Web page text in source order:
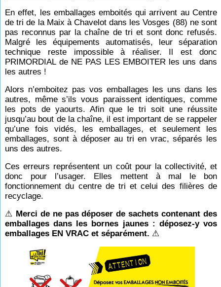
En effet, les emballages emboités qui arrivent au Centre
de tri de la Maix à Chavelot dans les Vosges (88) ne sont
pas reconnus par la chaîne de tri et sont donc refusés.
Malgré les équipements automatisés, leur séparation
technique reste impossible à réaliser. Il est donc
PRIMORDIAL de NE PAS LES EMBOITER les uns dans
les autres !
Alors n’emboitez pas vos emballages les uns dans les
autres, même s’ils vous paraissent identiques, comme
les pots de yaourts. Afin que le tri soit une réussite
jusqu’au bout de la chaîne, il est important de se rappeler
qu’une fois vidés, les emballages, et seulement les
emballages, sont à déposer au tri en vrac, séparés les
uns des autres.
Ces erreurs représentent un coût pour la collectivité, et
donc pour l’usager. Elles mettent à mal le bon
fonctionnement du centre de tri et celui des filières de
recyclage.
⚠ Merci de ne pas déposer de sachets contenant des
emballages dans les bornes jaunes : déposez-y vos
emballages EN VRAC et séparément. ⚠